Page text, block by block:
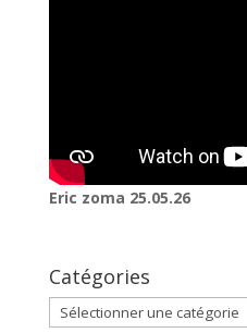
Eric zoma 25.05.26
Catégories
Catégories